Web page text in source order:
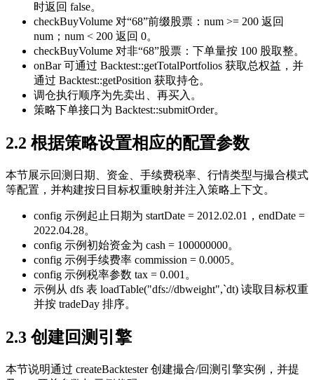
时返回 false。
checkBuyVolume 对“68”前缀股票：num >= 200 返回
num；num < 200 返回 0。
checkBuyVolume 对非“68”股票：下单量按 100 股取整。
onBar 可通过 Backtest::getTotalPortfolios 获取总权益，并
通过 Backtest::getPosition 获取持仓。
调仓执行顺序为先卖出、再买入。
策略下单接口为 Backtest::submitOrder。
2.2 根据策略设置相应的配置参数
本节展示回测日期、资金、手续费税率、行情类型与撮合模式
等配置，并构建按日目标权重映射并注入策略上下文。
config 示例起止日期为 startDate = 2012.02.01，endDate =
2022.04.28。
config 示例初始资金为 cash = 100000000。
config 示例手续费率 commission = 0.0005。
config 示例税率参数 tax = 0.001。
示例从 dfs 表 loadTable("dfs://dbweight",`dt) 读取目标权重
并按 tradeDay 排序。
2.3 创建回测引擎
本节说明通过 createBacktester 创建撮合/回测引擎实例，并提